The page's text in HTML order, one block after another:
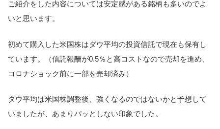
ご紹介をした内容については安定感がある銘柄も多いのでよ
いと思います。
初めて購入した米国株はダウ平均の投資信託で現在も保有し
ています。（信託報酬が0.5％と高コストなので売却を進め、
コロナショック前に一部を売却済み）
ダウ平均は米国株調整後、強くなるのではないかと予想して
いましたが、あまりパッとしない印象でした。